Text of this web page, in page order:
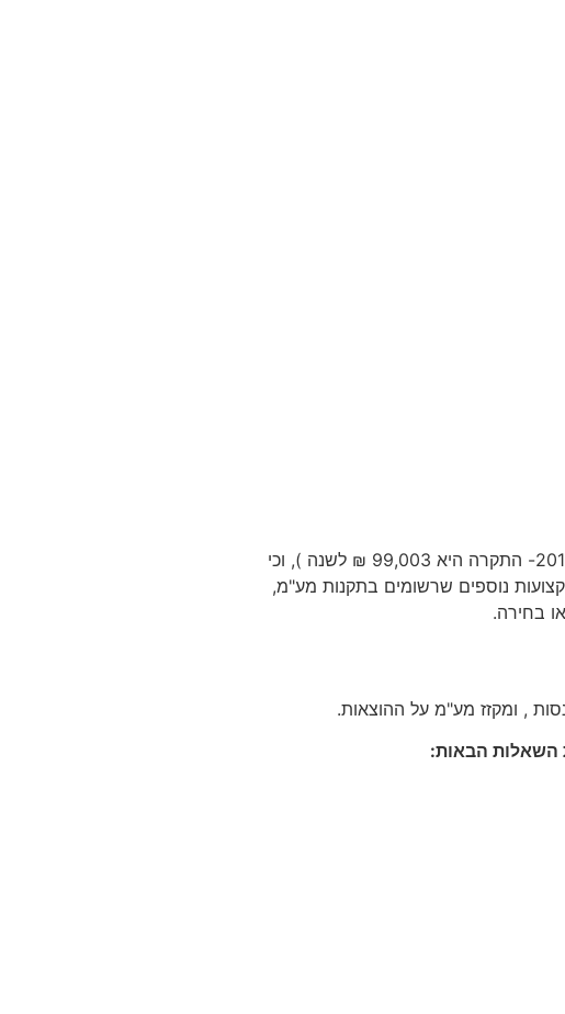
ההגדרה של עוסק פטור מבחינת חוק מע"מ, היא כל עוסק שמחזור העסקאות שלו נמוך מתקרת העוסק הפטור (נכון לשנת 2018- התקרה היא 99,003 ₪ לשנה ), וכי
נוספים שרשומים בתקנות מע"מ,
בחירה.
, ומקזז מע"מ על ההוצאות.
השאלות הבאות: